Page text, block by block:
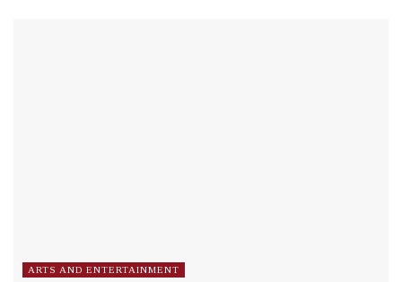
ARTS AND ENTERTAINMENT